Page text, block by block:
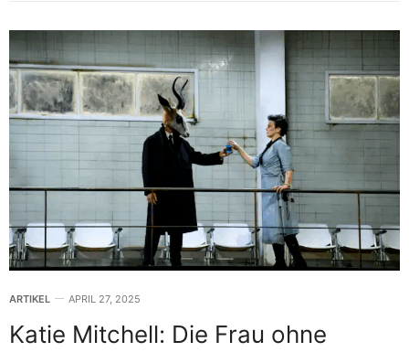
ARTIKEL APRIL 27, 2025
Katie Mitchell: Die Frau ohne